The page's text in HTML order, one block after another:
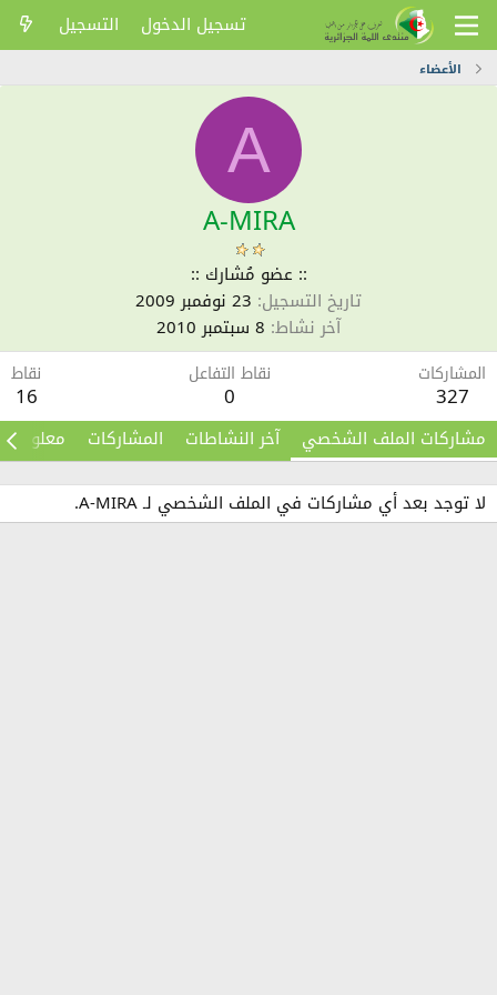
تسجيل الدخول التسجيل
الأعضاء
A
A-MIRA
:: عضو مُشارك ::
تاريخ التسجيل 23 نوفمبر 2009
آخر نشاط 8 سبتمبر 2010
المشاركات
327
نقاط التفاعل
0
نقاط
16
مشاركات الملف الشخصي آخر النشاطات المشاركات معلومات
لا توجد بعد أي مشاركات في الملف الشخصي لـ A-MIRA.